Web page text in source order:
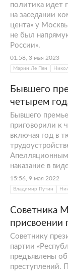
политика идет
на заседании
цента» у
не был
России».
01:58, 3 мая 2023
Марин Ле Пен
Бывшего
четырем
Бывшего
приговорили к
включая год в
наказание в
15:56, 9 мая 2022
Владимир Путин
Советника
присвоении
Советнику
партии
предъявлены
преступлений.